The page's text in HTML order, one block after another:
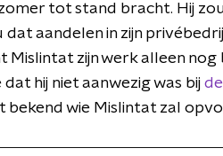
tot stand bracht. Hij
dat aandelen in zijn
Mislintat zijn werk alleen
hij niet aanwezig was bij
bekend wie Mislintat zal